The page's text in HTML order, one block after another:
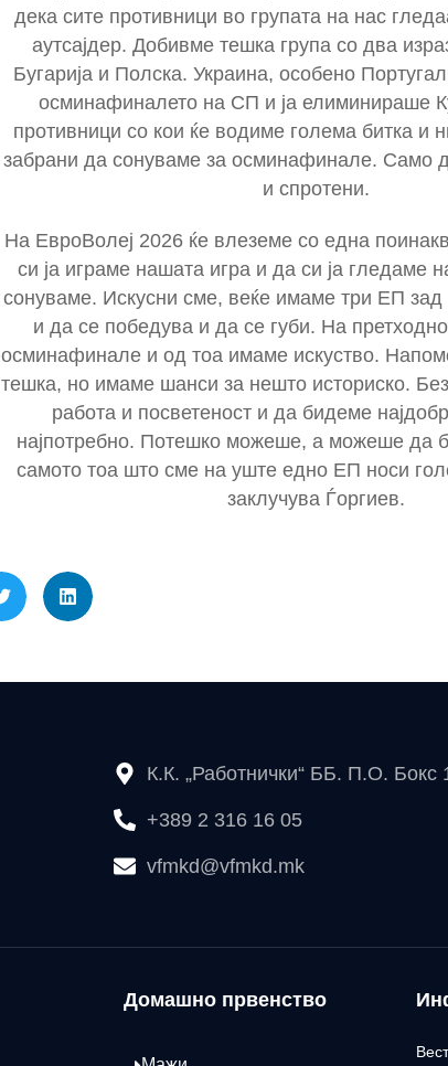
дека сите противници во групата на нас
аутсајдер. Добивме тешка група со два
Бугарија и Полска. Украина, особено
осминафиналето на СП и ја елиминираше
противници со кои ќе водиме голема битка и
забрани да сонуваме за осминафинале. Само
и спротени.
На ЕвроВолеј 2026 ќе влеземе со една
си ја играме нашата игра и да си ја гледаме
сонуваме. Искусни сме, веќе имаме три ЕП зад
и да се победува и да се губи. На
осминафинале и од тоа имаме искуство.
тешка, но имаме шанси за нешто историско.
работа и посветеност и да бидеме
најпотребно. Потешко можеше, а можеше да
самото тоа што сме на уште едно ЕП носи
заклучува Ѓоргиев.
К.К. „Работнички“ ББ. П.О. Бокс
+389 2 316 16 05
vfmkd@vfmkd.mk
Домашно првенство